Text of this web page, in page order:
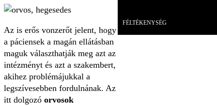
Az is erős vonzerőt jelent, hogy
a páciensek a magán ellátásban
maguk választhatják meg azt az
intézményt és azt a szakembert,
akihez problémájukkal a
legszívesebben fordulnának. Az
itt dolgozó orvosok
FÉLTÉKENYSÉG